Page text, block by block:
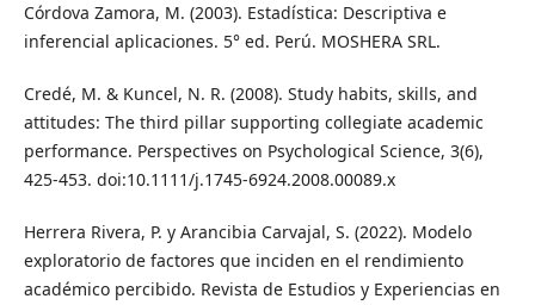
Córdova Zamora, M. (2003). Estadística: Descriptiva e
inferencial aplicaciones. 5° ed. Perú. MOSHERA SRL.
Credé, M. & Kuncel, N. R. (2008). Study habits, skills, and
attitudes: The third pillar supporting collegiate academic
performance. Perspectives on Psychological Science, 3(6),
425-453. doi:10.1111/j.1745-6924.2008.00089.x
Herrera Rivera, P. y Arancibia Carvajal, S. (2022). Modelo
exploratorio de factores que inciden en el rendimiento
académico percibido. Revista de Estudios y Experiencias en